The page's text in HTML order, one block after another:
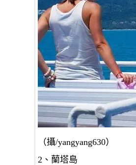
（攝/yangyang630）
2、蘭塔島